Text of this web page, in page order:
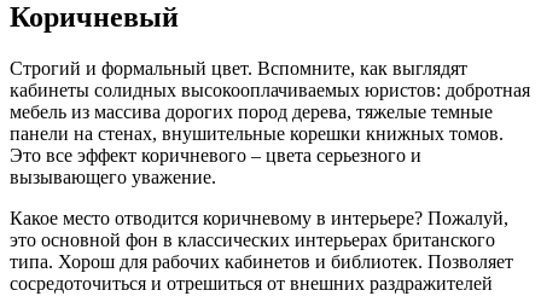
Коричневый
Строгий и формальный цвет. Вспомните, как выглядят
кабинеты солидных высокооплачиваемых юристов: добротная
мебель из массива дорогих пород дерева, тяжелые темные
панели на стенах, внушительные корешки книжных томов.
Это все эффект коричневого – цвета серьезного и
вызывающего уважение.
Какое место отводится коричневому в интерьере? Пожалуй,
это основной фон в классических интерьерах британского
типа. Хорош для рабочих кабинетов и библиотек. Позволяет
сосредоточиться и отрешиться от внешних раздражителей